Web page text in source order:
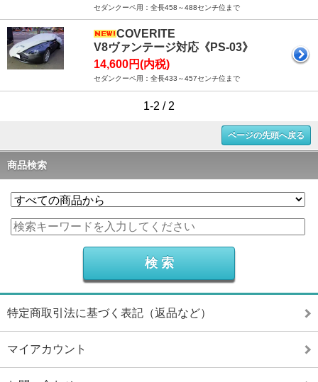
セダンクーペ用：全長458～488センチ位まで
COVERITE
V8ヴァンテージ対応《PS-03》
14,600円(内税)
セダンクーペ用：全長433～457センチ位まで
1-2 / 2
ページの先頭へ戻る
商品検索
特定商取引法に基づく表記（返品など）
マイアカウント